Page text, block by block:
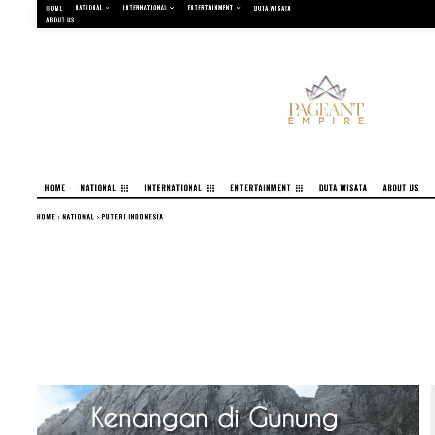
HOME NATIONAL INTERNATIONAL ENTERTAINMENT
DUTA WISATA
ABOUT US
HOME NATIONAL INTERNATIONAL ENTERTAINMENT DUTA WISATA ABOUT US
HOME NATIONAL PUTERI INDONESIA